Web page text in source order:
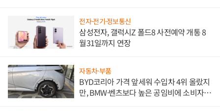
전자·전기·정보통신
삼성전자, 갤럭시Z 폴드8 사전예약 개통 8
월31일까지 연장
자동차·부품
BYD코리아 가격 앞세워 수입차 4위 올랐지
만, BMW·벤츠보다 높은 공임비에 소비자